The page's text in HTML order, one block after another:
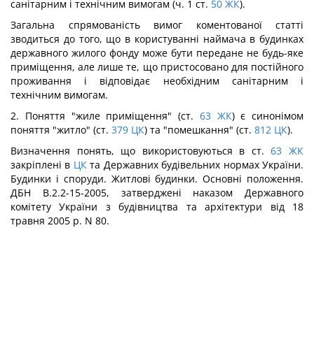
санітарним і технічним вимогам (ч. 1 ст. 50 ЖК).
Загальна спрямованість вимог коментованої статті
зводиться до того, що в користуванні наймача в будинках
державного жилого фонду може бути передане не будь-яке
приміщення, але лише те, що пристосовано для постійного
проживання і відповідає необхідним санітарним і
технічним вимогам.
2. Поняття "жиле приміщення" (ст. 63 ЖК) є синонімом
поняття "житло" (ст. 379 ЦК) та "помешкання" (ст. 812 ЦК).
Визначення понять, що використовуються в ст. 63ЖК
закріплені в ЦКта Державних будівельних нормах України.
Будинки і споруди. Житлові будинки. Основні положення.
ДБН В.2.2-15-2005, затверджені наказом Державного
комітету України з будівництва та архітектури від 18
травня 2005 р. N 80.